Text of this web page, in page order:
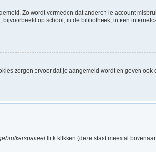
Zo wordt vermeden dat anderen je account
op school, in de bibliotheek, in een
zorgen ervoor dat je aangemeld wordt en geven
link klikken (deze staat meestal